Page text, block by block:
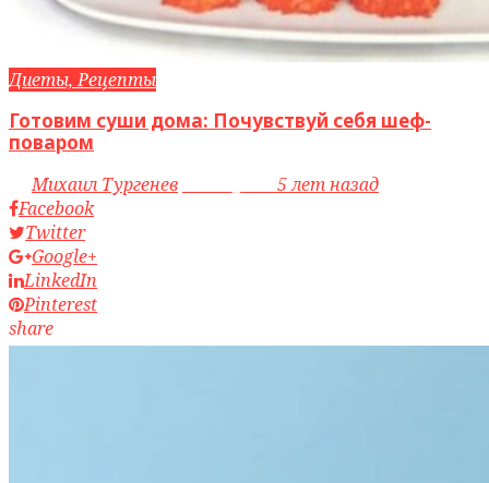
Диеты, Рецепты
Готовим суши дома: Почувствуй себя шеф-
поваром
byМихаил Тургенев
5 лет назад
Facebook
Twitter
Google+
LinkedIn
Pinterest
share